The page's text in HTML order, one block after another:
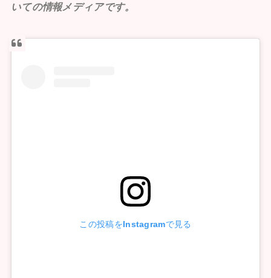
いての情報メディアです。
この投稿をInstagramで見る